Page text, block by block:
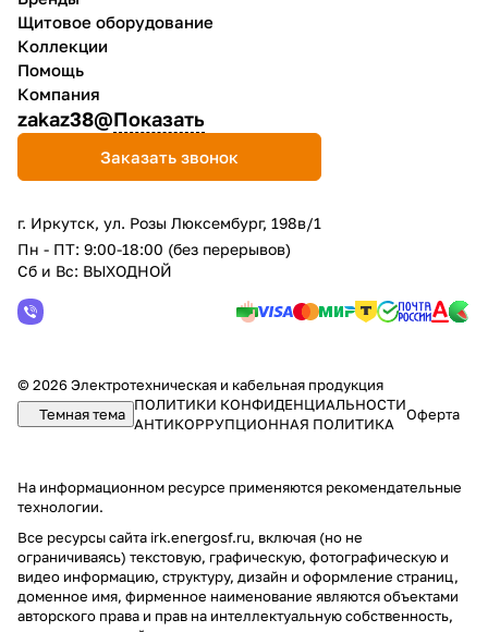
Щитовое оборудование
Коллекции
Помощь
Компания
zakaz38@Показать
Заказать звонок
г. Иркутск, ул. Розы Люксембург, 198в/1
Пн - ПТ: 9:00-18:00 (без перерывов)
Сб и Вс: ВЫХОДНОЙ
© 2026 Электротехническая и кабельная продукция
Темная тема
ПОЛИТИКИ КОНФИДЕНЦИАЛЬНОСТИ
АНТИКОРРУПЦИОННАЯ ПОЛИТИКА
Оферта
На информационном ресурсе применяются рекомендательные
технологии.
Все ресурсы сайта irk.energosf.ru, включая (но не
ограничиваясь) текстовую, графическую, фотографическую и
видео информацию, структуру, дизайн и оформление страниц,
доменное имя, фирменное наименование являются объектами
авторского права и прав на интеллектуальную собственность,